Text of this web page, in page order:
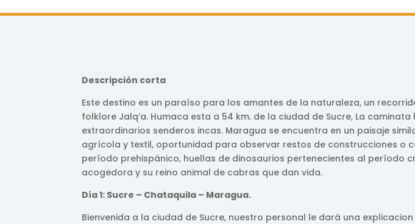
Descripción corta
Este destino es un paraíso para los amantes de la naturaleza, un
folklore Jalq’a. Humaca esta a 54 km. de la ciudad de Sucre, La
extraordinarios senderos incas. Maragua se encuentra en un paisaje
agrícola y textil, oportunidad para observar restos de construcciones o
período prehispánico, huellas de dinosaurios pertenecientes al período
acogedora y su reino animal de cabras que dan vida.
Día 1: Sucre – Chataquila – Maragua.
Bienvenida a la ciudad de Sucre, nuestro personal le dará una